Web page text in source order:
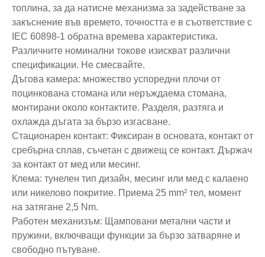
топлина, за да натисне механизма за задействане за
закъснение във времето, точността е в съответствие с
IEC 60898-1 обратна времева характеристика.
Различните номинални токове изискват различни
спецификации. Не смесвайте.
Дъгова камера: множество успоредни плочи от
поцинкована стомана или неръждаема стомана,
монтирани около контактите. Разделя, разтяга и
охлажда дъгата за бързо изгасване.
Стационарен контакт: Фиксиран в основата, контакт от
сребърна сплав, съчетан с движещ се контакт. Държач
за контакт от мед или месинг.
Клема: тунелен тип дизайн, месинг или мед с калаено
или никелово покритие. Приема 25 mm² тел, момент
на затягане 2,5 Nm.
Работен механизъм: Щамповани метални части и
пружини, включващи функции за бързо затваряне и
свободно пътуване.